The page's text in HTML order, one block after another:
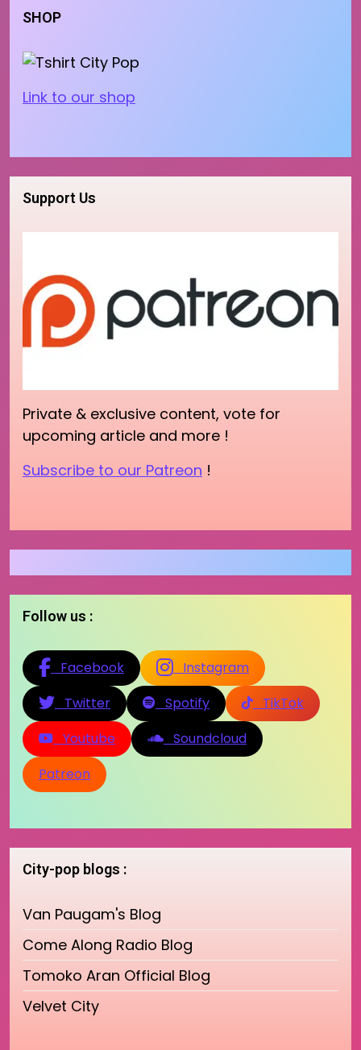
SHOP
Link to our shop
Support Us
Private & exclusive content, vote for
upcoming article and more !
Subscribe to our Patreon !
Follow us :
Facebook
Instagram
Twitter
Spotify
TikTok
Youtube
Soundcloud
Patreon
City-pop blogs :
Van Paugam's Blog
Come Along Radio Blog
Tomoko Aran Official Blog
Velvet City